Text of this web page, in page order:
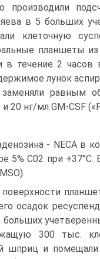
производили
в 5 больших
клеточную
планшеты
в течение 2 часов
лунок
заменяли равным
20 нг/мл GM-CSF
- NECA в
5% С02 при +37°С.
осадок
300 тыс.
шприц и